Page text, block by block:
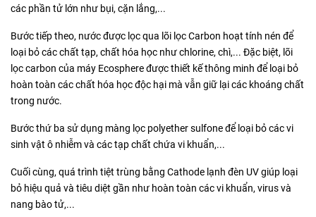
các phần tử lớn như bụi, cặn lắng,...
Bước tiếp theo, nước được lọc qua lõi lọc Carbon hoạt tính nén để
loại bỏ các chất tạp, chất hóa học như chlorine, chì,... Đặc biệt, lõi
lọc carbon của máy Ecosphere được thiết kế thông minh để loại bỏ
hoàn toàn các chất hóa học độc hại mà vẫn giữ lại các khoáng chất
trong nước.
Bước thứ ba sử dụng màng lọc polyether sulfone để loại bỏ các vi
sinh vật ô nhiễm và các tạp chất chứa vi khuẩn,...
Cuối cùng, quá trình tiệt trùng bằng Cathode lạnh đèn UV giúp loại
bỏ hiệu quả và tiêu diệt gần như hoàn toàn các vi khuẩn, virus và
nang bào tử,...